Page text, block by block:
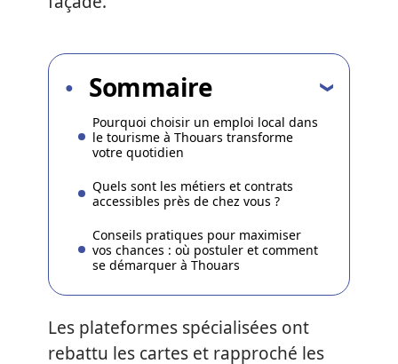
Sommaire
Pourquoi choisir un emploi local dans
le tourisme à Thouars transforme
votre quotidien
Quels sont les métiers et contrats
accessibles près de chez vous ?
Conseils pratiques pour maximiser
vos chances : où postuler et comment
se démarquer à Thouars
Les plateformes spécialisées ont
rebattu les cartes et rapproché les